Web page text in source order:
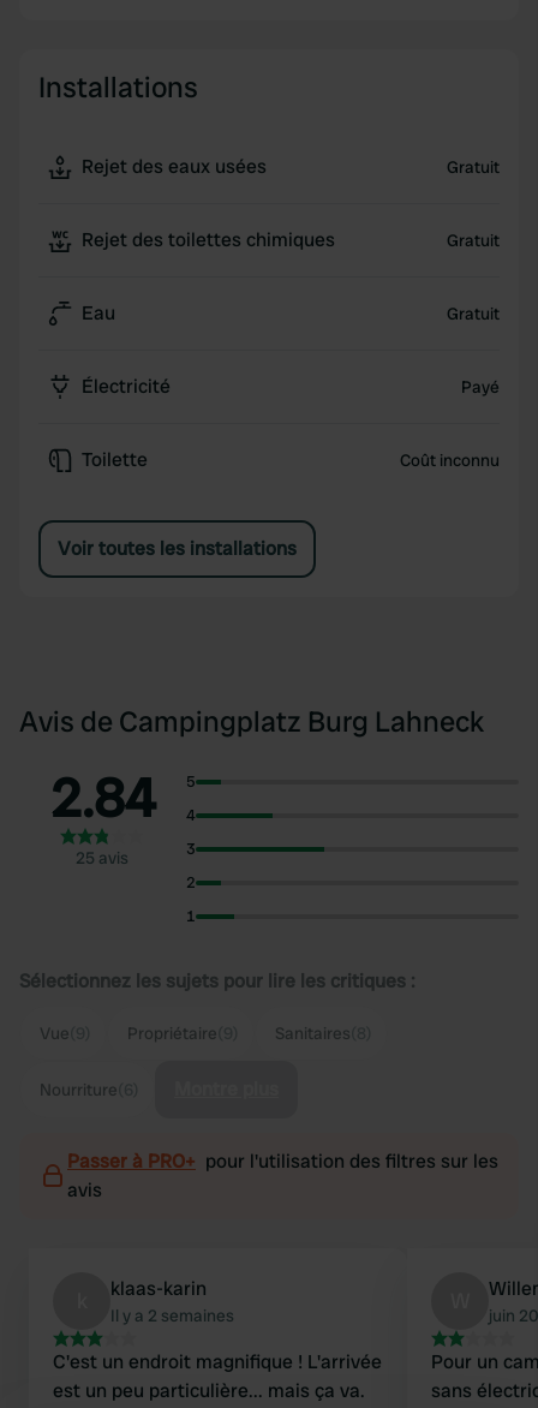
Installations
Rejet des eaux usées Gratuit
Rejet des toilettes chimiques Gratuit
Eau Gratuit
Électricité Payé
Toilette Coût inconnu
Voir toutes les installations
Avis de Campingplatz Burg Lahneck
2.84
25 avis
5
4
3
2
1
Sélectionnez les sujets pour lire les critiques :
Vue Propriétaire Sanitaires
Nourriture
Passer à PRO+ pour l'utilisation des filtres sur les
avis
klaas-karin
Il y a 2 semaines
C'est un endroit magnifique ! L'arrivée
est un peu particulière... mais ça va.
juin
Pour un
sans